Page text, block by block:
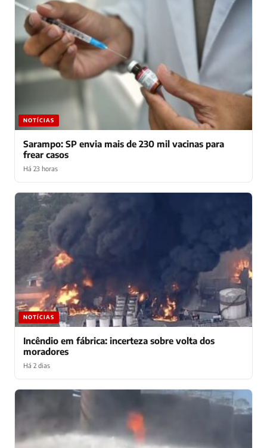
NOTÍCIAS
Sarampo: SP envia mais de 230 mil vacinas para
frear casos
Há 23 horas
NOTÍCIAS
Incêndio em fábrica: incerteza sobre volta dos
moradores
Há 2 dias